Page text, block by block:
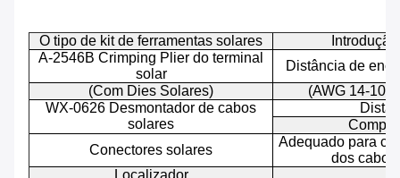
O tipo de kit de ferramentas solares
A-2546B Crimping Plier do terminal
solar
Distância de
(Com Dies Solares)
(AWG 14-10)
WX-0626 Desmontador de cabos
solares
Conectores solares
Adequado para
dos cabos